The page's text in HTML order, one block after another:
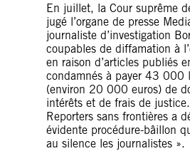
En juillet, la Cour suprême
jugé l’organe de presse
journaliste d’investigation
coupables de diffamation à
en raison d’articles publiés
condamnés à payer 43 000
(environ 20 000 euros) de
intérêts et de frais de justice.
Reporters sans frontières a
évidente procédure-bâillon
au silence les journalistes ».